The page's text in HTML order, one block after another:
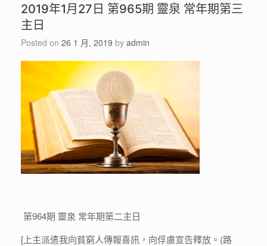
2019年1月27日 第965期 靈泉 常年期第三
主日
Posted on 26 1 月, 2019 by admin
第964期 靈泉 常年期第二主日
[上主派遣我向貧窮人傳報喜訊，向俘虜宣告釋放。(路